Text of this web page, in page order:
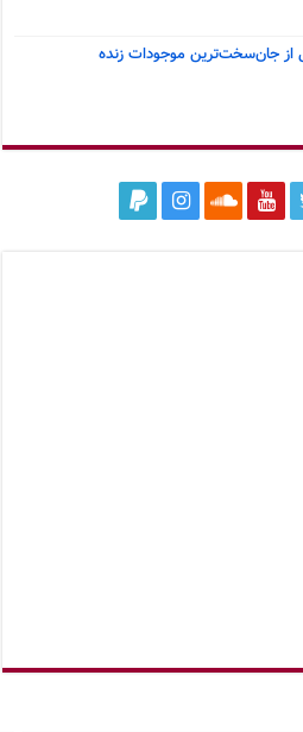
از جان‌سخت‌ترین موجودات زنده